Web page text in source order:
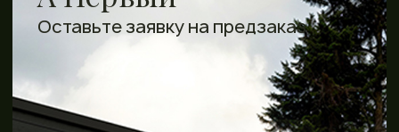
SPA-комплекс с саунами